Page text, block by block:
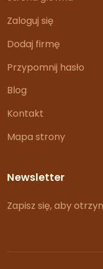
Zaloguj się
Dodaj firmę
Przypomnij hasło
Blog
Kontakt
Mapa strony
Newsletter
Zapisz się, aby